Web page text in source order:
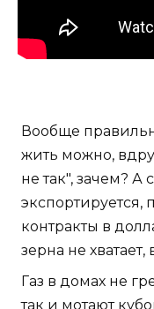
Вообще
жить можно,
не так", зачем? А
экспортируется,
контракты в
зерна не хватает,
Газ в домах не
так и мотают